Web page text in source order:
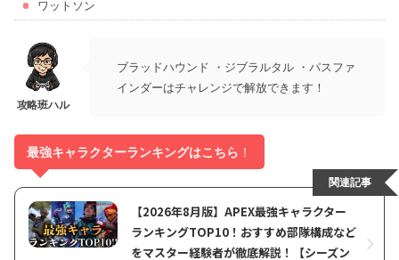
ワットソン
ブラッドハウンド ・ジブラルタル ・パスファ
インダーはチャレンジで解放できます！
最強キャラクターランキングはこちら ！
【2026年8月版】APEX最強キャラクター
ランキングTOP10！おすすめ部隊構成など
をマスター経験者が徹底解説！【シーズン
関連記事